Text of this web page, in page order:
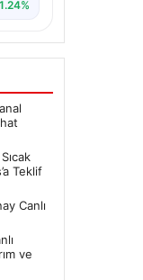
Teklif
Canlı
ve